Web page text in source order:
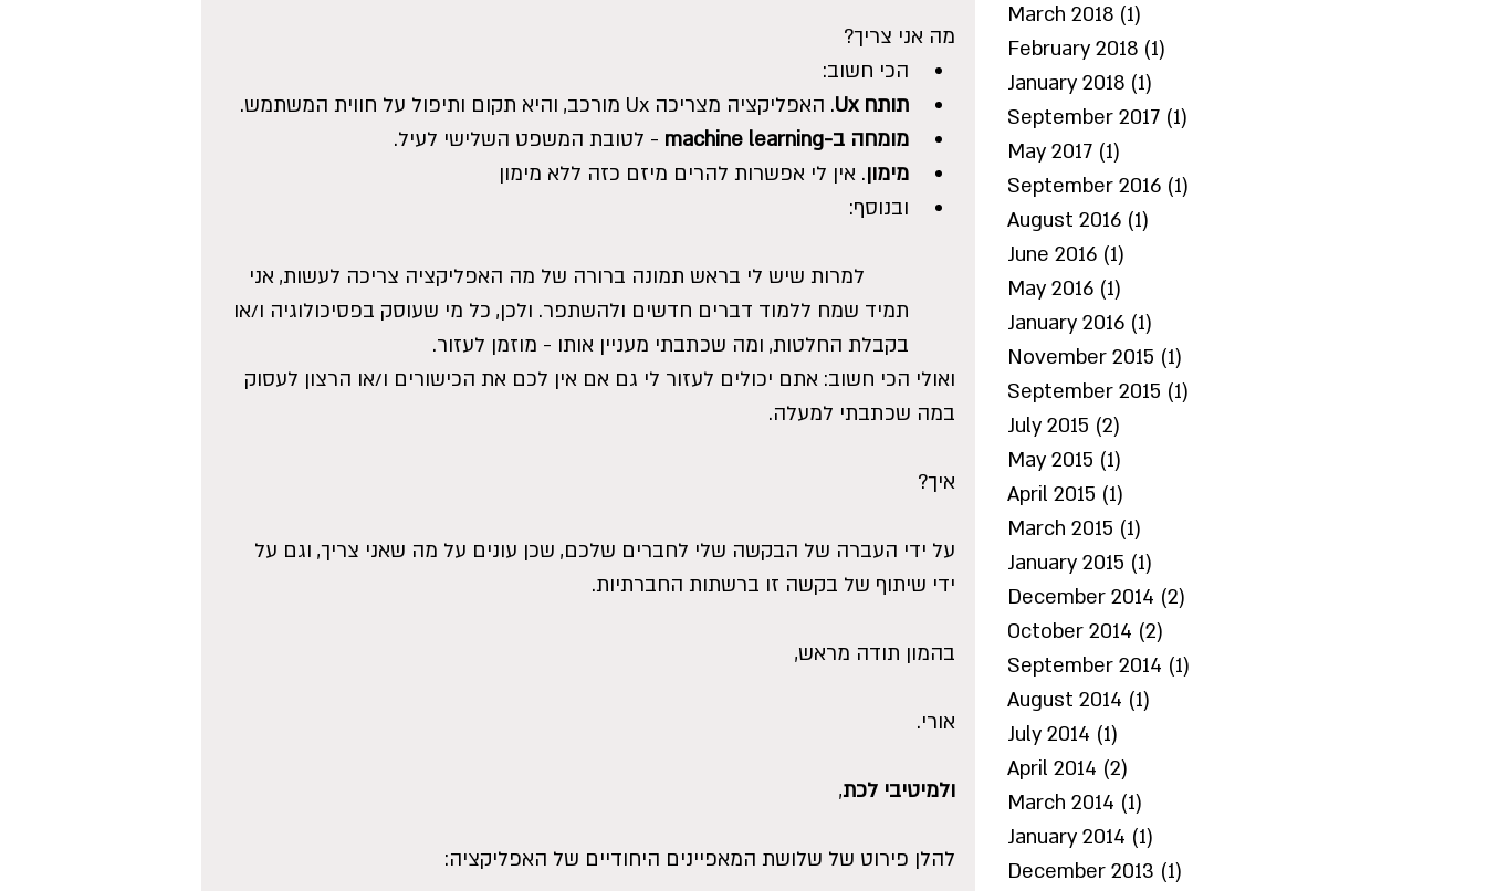
מה אני צריך?
הכי חשוב:
תותח Ux
. האפליקציה מצריכה Ux מורכב, והיא תקום ותיפול על חווית המשתמש.
מומחה ב-machine learning
- לטובת המשפט השלישי לעיל.
מימון. אין לי אפשרות להרים מיזם כזה ללא מימון
ובנוסף:
	למרות שיש לי בראש תמונה ברורה של מה האפליקציה צריכה לעשות, אני
תמיד שמח ללמוד דברים חדשים ולהשתפר. ולכן, כל מי שעוסק בפסיכולוגיה ו/או
בקבלת החלטות, ומה שכתבתי מעניין אותו - מוזמן לעזור.
ואולי הכי חשוב: אתם יכולים לעזור לי גם אם אין לכם את הכישורים ו/או הרצון לעסוק
במה שכתבתי למעלה.
איך?
על ידי העברה של הבקשה שלי לחברים שלכם, שכן עונים על מה שאני צריך, וגם על
ידי שיתוף של בקשה זו ברשתות החברתיות.
בהמון תודה מראש,
אורי.
ולמיטיבי לכת,
להלן פירוט של שלושת המאפיינים היחודיים של האפליקציה:
March 2018 (1)
February 2018 (1)
January 2018 (1)
September 2017 (1)
May 2017 (1)
September 2016 (1)
August 2016 (1)
June 2016 (1)
May 2016 (1)
January 2016 (1)
November 2015 (1)
September 2015 (1)
July 2015 (2)
May 2015 (1)
April 2015 (1)
March 2015 (1)
January 2015 (1)
December 2014 (2)
October 2014 (2)
September 2014 (1)
August 2014 (1)
July 2014 (1)
April 2014 (2)
March 2014 (1)
January 2014 (1)
December 2013 (1)